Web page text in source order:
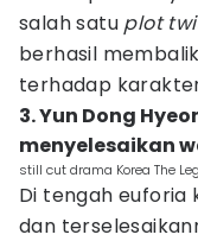
salah satu plot
berhasil
terhadap
3. Yun Dong
menyelesaikan
still cut drama Korea The
Di tengah euforia
dan